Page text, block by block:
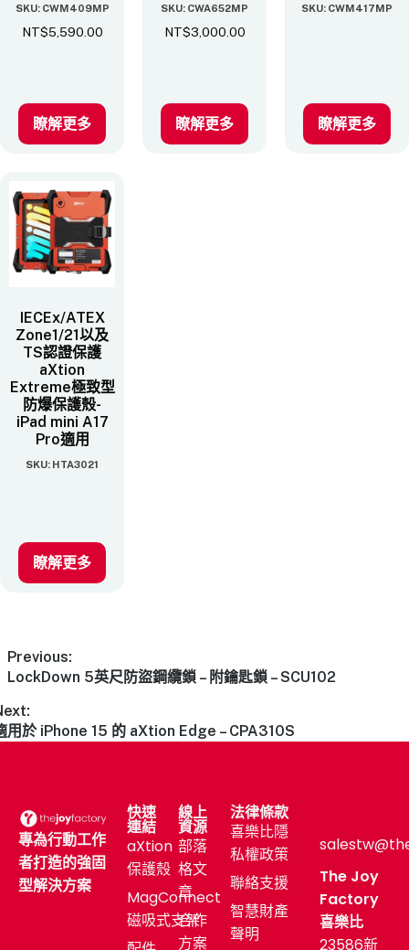
SKU: CWM409MP
NT$5,590.00
瞭解更多
SKU: CWA652MP
NT$3,000.00
瞭解更多
SKU: CWM417MP
瞭解更多
IECEx/ATEX
Zone1/21以及
TS認證保護
aXtion
Extreme極致型
防爆保護殼-
iPad mini A17
Pro適用
SKU: HTA3021
瞭解更多
Previous:
LockDown 5英尺防盜鋼纜鎖 – 附鑰匙鎖 – SCU102
用於 iPhone 15 的 aXtion Edge – CPA310S
專為行動工作
者打造的強固
型解決方案
快速
連結
aXtion
保護殼
MagConnect
磁吸式支架
線上
資源
部落
格文
章
合作
方案
法律條款
喜樂比隱
私權政策
聯絡支援
智慧財產
聲明
The Joy
Factory
喜樂比
23586新